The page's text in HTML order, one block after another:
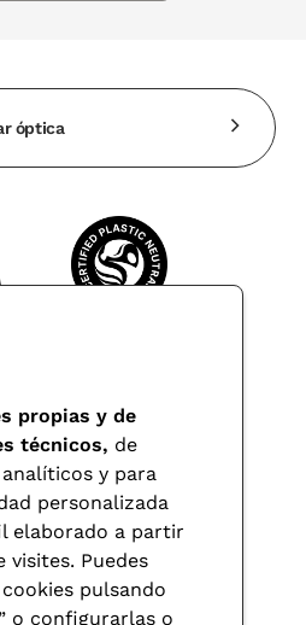
óptica
propias y de
técnicos, de
y para
personalizada
elaborado a partir
visites. Puedes
pulsando
o configurarlas o